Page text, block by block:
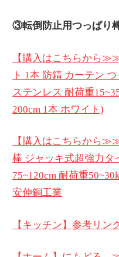
③転倒防止用つっぱり
【購入はこちらから
ト 1本 防錆 カーテン
ステンレス 耐荷重
200cm 1本 ホワイト)
【購入はこちらから
棒 ジャッキ式超強力タ
75~120cm 耐荷重
安伸銅工業
【キッチン】参考リ